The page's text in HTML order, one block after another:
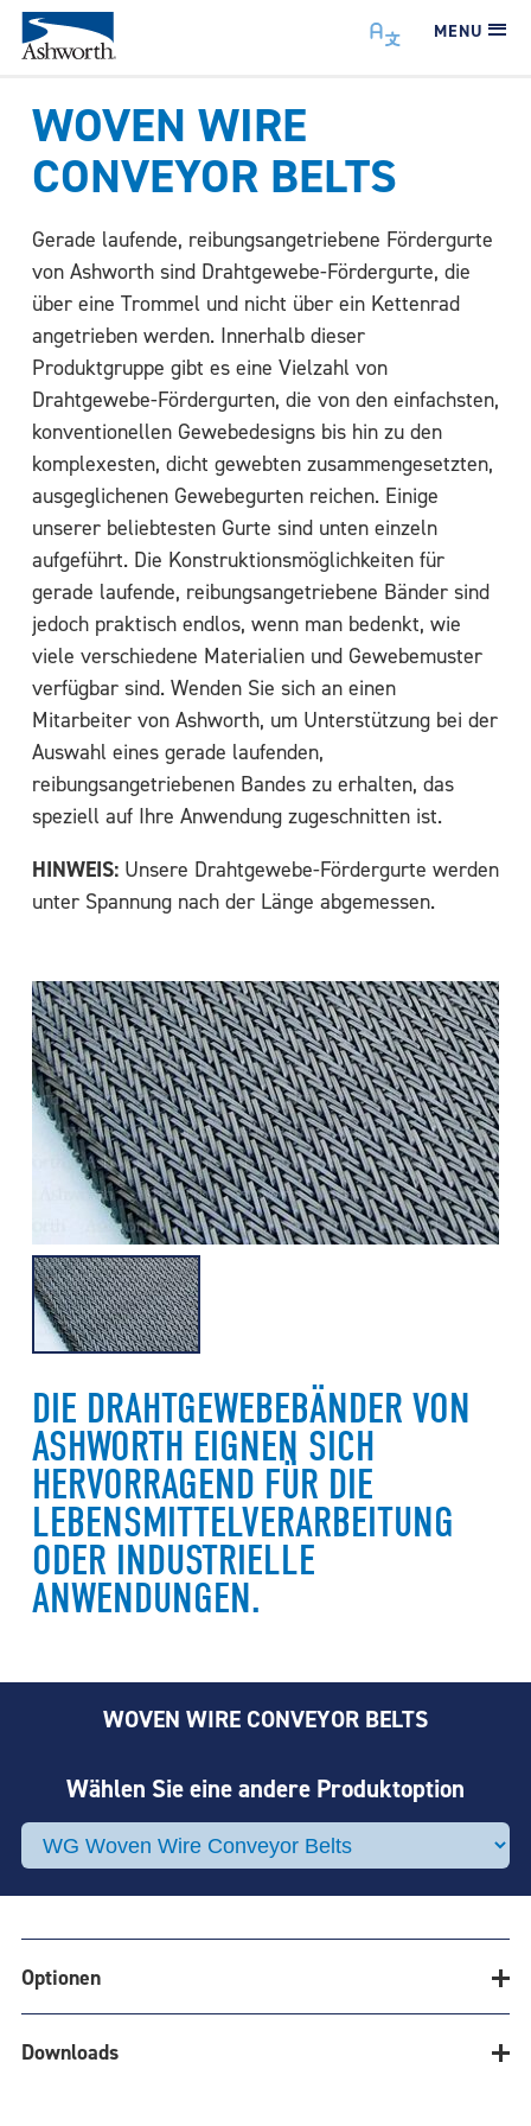
MENU
DIE DRAHTGEWEBEBÄNDER VON
ASHWORTH EIGNEN SICH
HERVORRAGEND FÜR DIE
LEBENSMITTELVERARBEITUNG
ODER INDUSTRIELLE
ANWENDUNGEN.
WOVEN WIRE
CONVEYOR BELTS
Gerade laufende, reibungsangetriebene Fördergurte
von Ashworth sind Drahtgewebe-Fördergurte, die
über eine Trommel und nicht über ein Kettenrad
angetrieben werden. Innerhalb dieser
Produktgruppe gibt es eine Vielzahl von
Drahtgewebe-Fördergurten, die von den einfachsten,
konventionellen Gewebedesigns bis hin zu den
komplexesten, dicht gewebten zusammengesetzten,
ausgeglichenen Gewebegurten reichen. Einige
unserer beliebtesten Gurte sind unten einzeln
aufgeführt. Die Konstruktionsmöglichkeiten für
gerade laufende, reibungsangetriebene Bänder sind
jedoch praktisch endlos, wenn man bedenkt, wie
viele verschiedene Materialien und Gewebemuster
verfügbar sind. Wenden Sie sich an einen
Mitarbeiter von Ashworth, um Unterstützung bei der
Auswahl eines gerade laufenden,
reibungsangetriebenen Bandes zu erhalten, das
speziell auf Ihre Anwendung zugeschnitten ist.
HINWEIS: Unsere Drahtgewebe-Fördergurte werden
unter Spannung nach der Länge abgemessen.
WOVEN WIRE CONVEYOR BELTS
Wählen Sie eine andere Produktoption
Optionen
Downloads